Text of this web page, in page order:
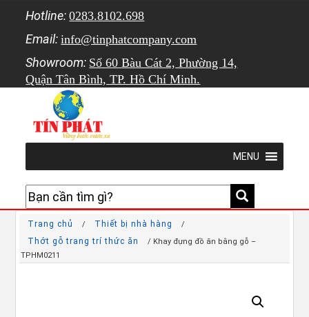
Hotline: 0283.8102.698
Email: info@tinphatcompany.com
Showroom: Số 60 Bàu Cát 2, Phường 14,
Quận Tân Bình, TP. Hồ Chí Minh.
MENU
Trang chủ / Thiết bị nhà hàng /
Thớt gỗ trang trí thức ăn
/ Khay đựng đồ ăn bằng gỗ –
TPHM0211